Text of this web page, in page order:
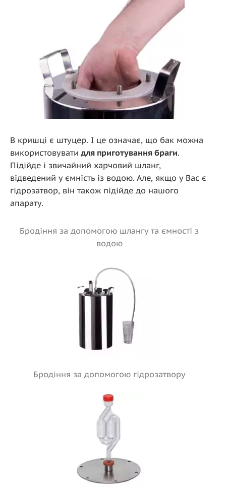
В кришці є штуцер. І це означає, що бак можна
використовувати для приготування браги.
Підійде і звичайний харчовий шланг,
відведений у ємність із водою. Але, якщо у Вас є
гідрозатвор, він також підійде до нашого
апарату.
Бродіння за допомогою шлангу та ємності з
водою
Бродіння за допомогою гідрозатвору